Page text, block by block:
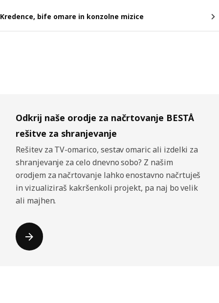
Kredence, bife omare in konzolne mizice
Odkrij naše orodje za načrtovanje BESTÅ
rešitve za shranjevanje
Rešitev za TV-omarico, sestav omaric ali izdelki za
shranjevanje za celo dnevno sobo? Z našim
orodjem za načrtovanje lahko enostavno načrtuješ
in vizualiziraš kakršenkoli projekt, pa naj bo velik
ali majhen.